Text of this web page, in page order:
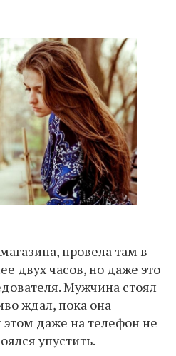
провела там в
двух часов, но даже это
Мужчина стоял
ждал, пока она
даже на телефон не
упустить.